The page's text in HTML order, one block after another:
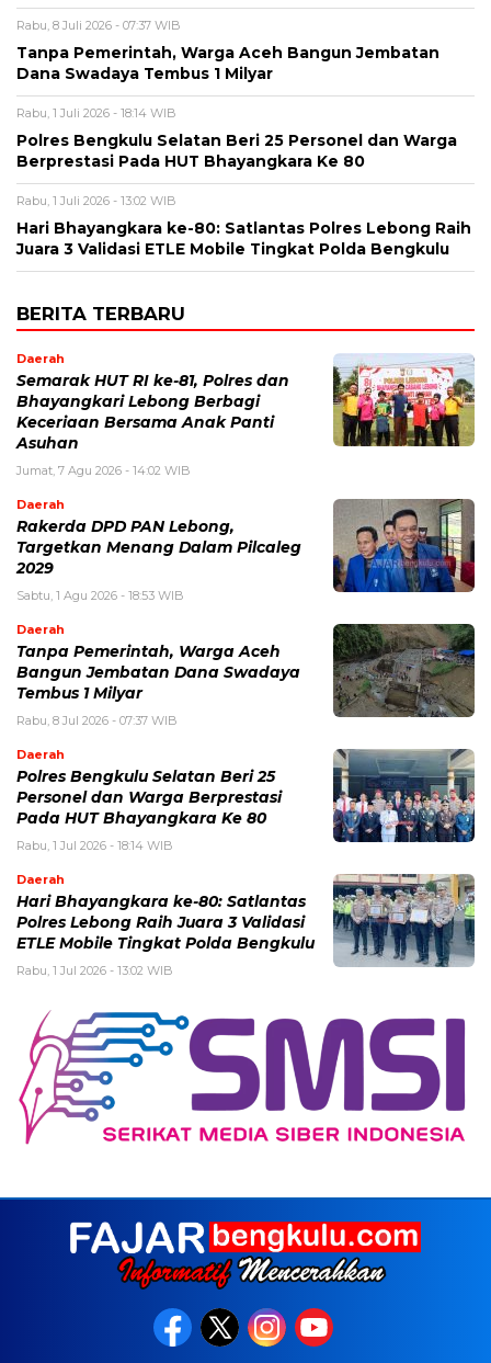
Rabu, 8 Juli 2026 - 07:37 WIB
Tanpa Pemerintah, Warga Aceh Bangun Jembatan
Dana Swadaya Tembus 1 Milyar
Rabu, 1 Juli 2026 - 18:14 WIB
Polres Bengkulu Selatan Beri 25 Personel dan Warga
Berprestasi Pada HUT Bhayangkara Ke 80
Rabu, 1 Juli 2026 - 13:02 WIB
Hari Bhayangkara ke-80: Satlantas Polres Lebong Raih
Juara 3 Validasi ETLE Mobile Tingkat Polda Bengkulu
BERITA TERBARU
Daerah
Semarak HUT RI ke-81, Polres dan
Bhayangkari Lebong Berbagi
Keceriaan Bersama Anak Panti
Asuhan
Jumat, 7 Agu 2026 - 14:02 WIB
Daerah
Rakerda DPD PAN Lebong,
Targetkan Menang Dalam Pilcaleg
2029
Sabtu, 1 Agu 2026 - 18:53 WIB
Daerah
Tanpa Pemerintah, Warga Aceh
Bangun Jembatan Dana Swadaya
Tembus 1 Milyar
Rabu, 8 Jul 2026 - 07:37 WIB
Daerah
Polres Bengkulu Selatan Beri 25
Personel dan Warga Berprestasi
Pada HUT Bhayangkara Ke 80
Rabu, 1 Jul 2026 - 18:14 WIB
Daerah
Hari Bhayangkara ke-80: Satlantas
Polres Lebong Raih Juara 3 Validasi
ETLE Mobile Tingkat Polda Bengkulu
Rabu, 1 Jul 2026 - 13:02 WIB